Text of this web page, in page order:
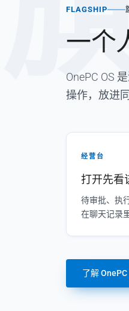
FLAGSHIP
一个
OnePC OS
操作，放进
经营台
打开先看
待审批、执
在聊天记录
了解 OnePC